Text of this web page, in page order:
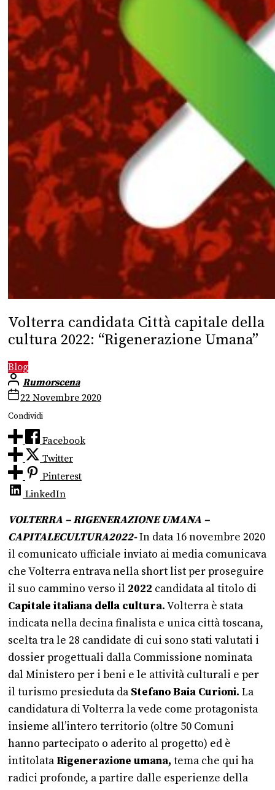
Volterra candidata Città capitale della
cultura 2022: “Rigenerazione Umana”
Blog
Rumorscena
22 Novembre 2020
Condividi
Facebook
Twitter
Pinterest
LinkedIn
VOLTERRA – RIGENERAZIONE UMANA –
CAPITALECULTURA2022-In data 16 novembre 2020
il comunicato ufficiale inviato ai media comunicava
che Volterra entrava nella short list per proseguire
il suo cammino verso il 2022 candidata al titolo di
Capitale italiana della cultura. Volterra è stata
indicata nella decina finalista e unica città toscana,
scelta tra le 28 candidate di cui sono stati valutati i
dossier progettuali dalla Commissione nominata
dal Ministero per i beni e le attività culturali e per
il turismo presieduta daStefano Baia Curioni. La
candidatura di Volterra la vede come protagonista
insieme all’intero territorio (oltre 50 Comuni
hanno partecipato o aderito al progetto) ed è
intitolataRigenerazione umana, tema che qui ha
radici profonde, a partire dalle esperienze della